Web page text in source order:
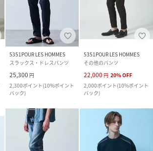
5351POUR LES HOMMES
スラックス・ドレスパンツ
25,300 円
2,300ポイント(10%ポイント
バック)
5351POUR LES HOMMES
その他のパンツ
22,000 円 20%OFF
2,000ポイント(10%ポイント
バック)